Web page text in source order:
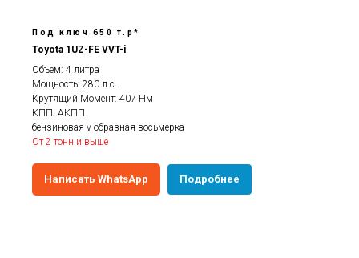
Под ключ 650 т.р*
Toyota 1UZ-FE VVT-i
Объем: 4 литра
Мощность: 280 л.с.
Крутящий Момент: 407 Нм
КПП: АКПП
бензиновая v-образная восьмерка
От 2 тонн и выше
Написать WhatsApp Подробнее